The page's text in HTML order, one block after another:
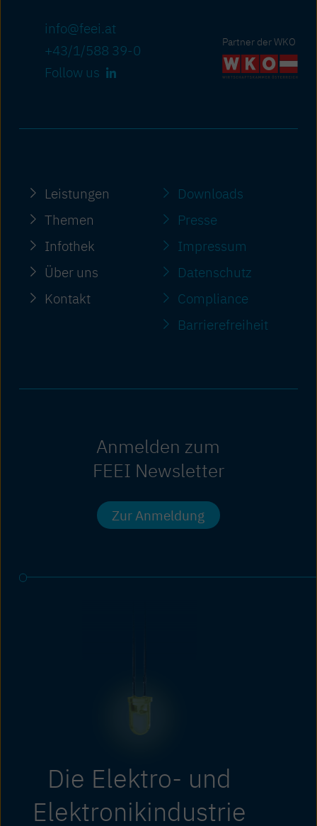
info@feei.at
+43/1/588 39-0
Follow us
Leistungen
Themen
Infothek
Über uns
Kontakt
Partner der WKO
Downloads
Presse
Impressum
Datenschutz
Compliance
Barriere­freiheit
Anmelden zum
FEEI Newsletter
Zur Anmeldung
Die Elektro- und
Elektronikindustrie